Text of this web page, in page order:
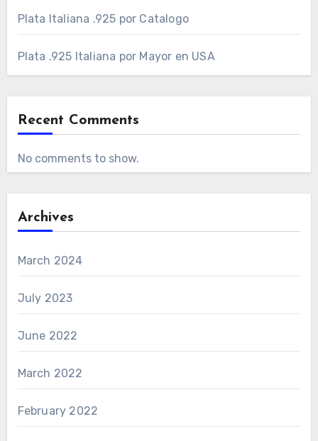
Plata Italiana .925 por Catalogo
Plata .925 Italiana por Mayor en USA
Recent Comments
No comments to show.
Archives
March 2024
July 2023
June 2022
March 2022
February 2022